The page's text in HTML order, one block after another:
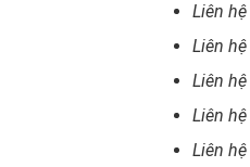
Liên hệ
Liên hệ
Liên hệ
Liên hệ
Liên hệ